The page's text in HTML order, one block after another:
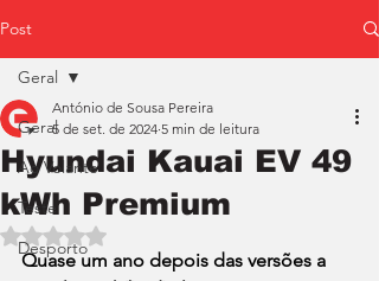
Post
Geral
Ao Volante
Teste
Desporto
Geral
Hyundai Kauai EV 49
kWh Premium
António de Sousa Pereira
5 de set. de 2024 5 min de leitura
Avaliado com NaN de 5 estrelas.
Quase um ano depois das versões a